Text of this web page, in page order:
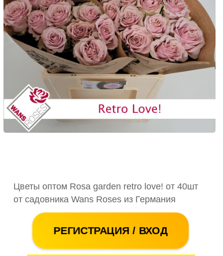
Цветы оптом Rosa garden retro love! от 40шт
от садовника Wans Roses из Германия
РЕГИСТРАЦИЯ / ВХОД